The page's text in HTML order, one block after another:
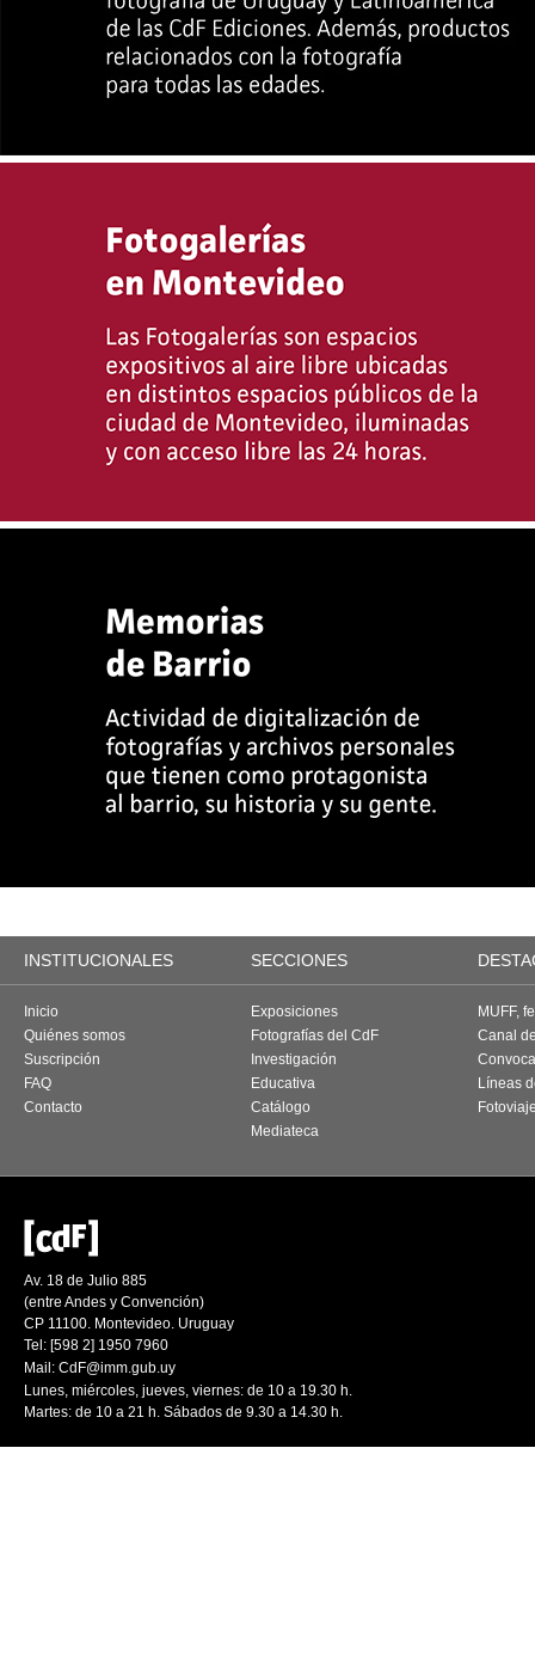
INSTITUCIONALES SECCIONES
Inicio
Quiénes somos
Suscripción
FAQ
Contacto
Exposiciones
Fotografías del CdF
Investigación
Educativa
Catálogo
Mediateca
MUFF,
Canal
Líneas
Av. 18 de Julio 885
(entre Andes y Convención)
CP 11100. Montevideo. Uruguay
Tel: [598 2] 1950 7960
Mail: CdF@imm.gub.uy
Lunes, miércoles, jueves, viernes: de 10 a 19.30 h.
Martes: de 10 a 21 h. Sábados de 9.30 a 14.30 h.